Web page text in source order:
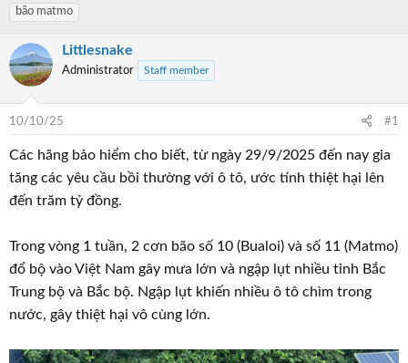
h
e
a
d
t
a
e
y
b
t
ầ
bão matmo
Littlesnake
Administrator Staff member
10/10/25 #1
Các hãng bảo hiểm cho biết, từ ngày 29/9/2025 đến nay gia
tăng các yêu cầu bồi thường với ô tô, ước tính thiệt hại lên
đến trăm tỷ đồng.
Trong vòng 1 tuần, 2 cơn bão số 10 (Bualoi) và số 11 (Matmo)
đổ bộ vào Việt Nam gây mưa lớn và ngập lụt nhiều tỉnh Bắc
Trung bộ và Bắc bộ. Ngập lụt khiến nhiều ô tô chìm trong
nước, gây thiệt hại vô cùng lớn.